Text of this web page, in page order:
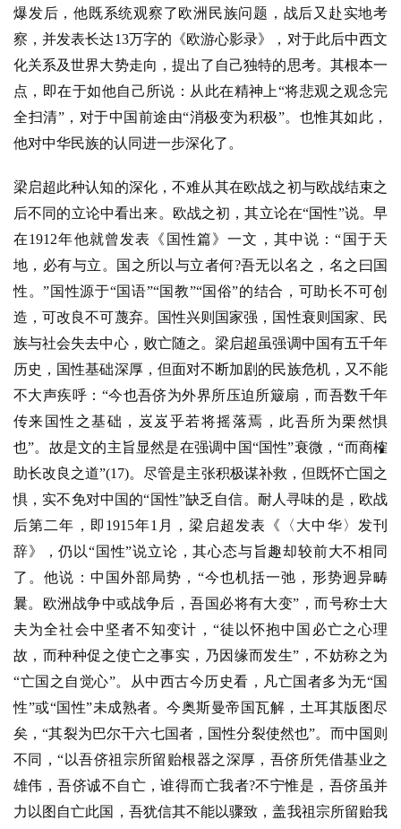
列
表
快
讯
更
页
面
爆发后，他既系统观察了欧洲民族问题，战后又赴实地考
察，并发表长达13万字的《欧游心影录》，对于此后中西文
化关系及世界大势走向，提出了自己独特的思考。其根本一
点，即在于如他自己所说：从此在精神上“将悲观之观念完
全扫清”，对于中国前途由“消极变为积极”。也惟其如此，
他对中华民族的认同进一步深化了。
梁启超此种认知的深化，不难从其在欧战之初与欧战结束之
后不同的立论中看出来。欧战之初，其立论在“国性”说。早
在1912年他就曾发表《国性篇》一文，其中说：“国于天
地，必有与立。国之所以与立者何?吾无以名之，名之曰国
性。”国性源于“国语”“国教”“国俗”的结合，可助长不可创
造，可改良不可蔑弃。国性兴则国家强，国性衰则国家、民
族与社会失去中心，败亡随之。梁启超虽强调中国有五千年
历史，国性基础深厚，但面对不断加剧的民族危机，又不能
不大声疾呼：“今也吾侪为外界所压迫所簸扇，而吾数千年
传来国性之基础，岌岌乎若将摇落焉，此吾所为栗然惧
也”。故是文的主旨显然是在强调中国“国性”衰微，“而商榷
助长改良之道”(17)。尽管是主张积极谋补救，但既怀亡国之
惧，实不免对中国的“国性”缺乏自信。耐人寻味的是，欧战
后第二年，即1915年1月，梁启超发表《〈大中华〉发刊
辞》，仍以“国性”说立论，其心态与旨趣却较前大不相同
了。他说：中国外部局势，“今也机括一弛，形势迥异畴
曩。欧洲战争中或战争后，吾国必将有大变”，而号称士大
夫为全社会中坚者不知变计，“徒以怀抱中国必亡之心理
故，而种种促之使亡之事实，乃因缘而发生”，不妨称之为
“亡国之自觉心”。从中西古今历史看，凡亡国者多为无“国
性”或“国性”未成熟者。今奥斯曼帝国瓦解，土耳其版图尽
矣，“其裂为巴尔干六七国者，国性分裂使然也”。而中国则
不同，“以吾侪祖宗所留贻根器之深厚，吾侪所凭借基业之
雄伟，吾侪诚不自亡，谁得而亡我者?不宁惟是，吾侪虽并
力以图自亡此国，吾犹信其不能以骤致，盖我祖宗所留贻我